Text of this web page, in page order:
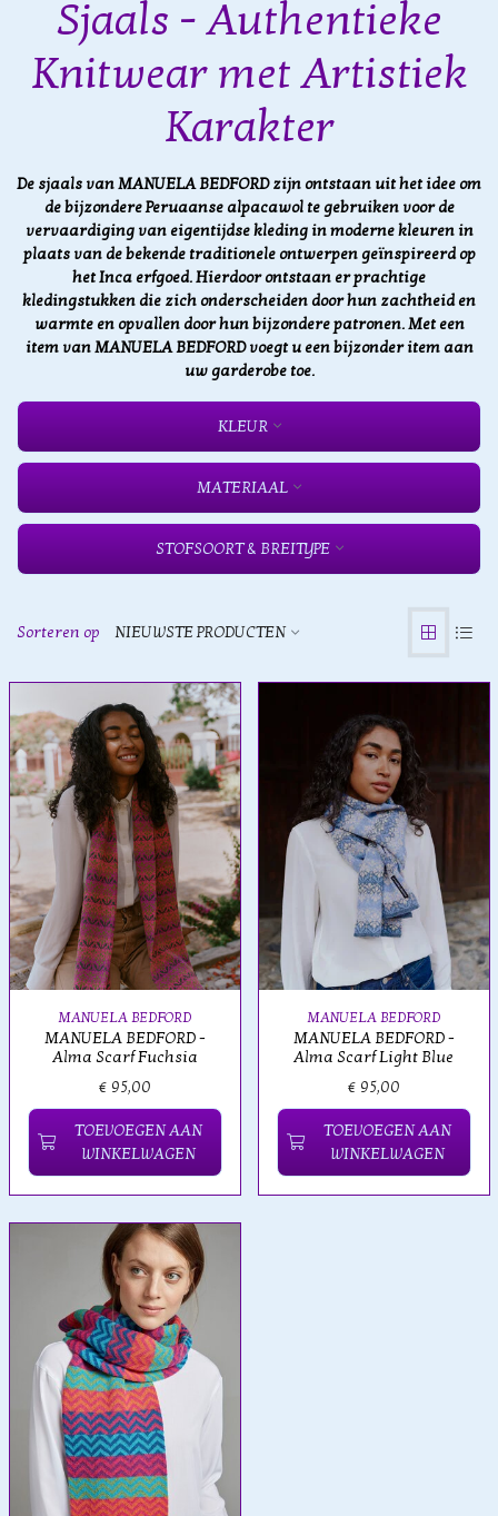
Sjaals - Authentieke
Knitwear met Artistiek
Karakter
De sjaals van MANUELA BEDFORD zijn ontstaan uit het idee om
de bijzondere Peruaanse alpacawol te gebruiken voor de
vervaardiging van eigentijdse kleding in moderne kleuren in
plaats van de bekende traditionele ontwerpen geïnspireerd op
het Inca erfgoed. Hierdoor ontstaan er prachtige
kledingstukken die zich onderscheiden door hun zachtheid en
warmte en opvallen door hun bijzondere patronen. Met een
item van MANUELA BEDFORD voegt u een bijzonder item aan
uw garderobe toe.
KLEUR
MATERIAAL
STOFSOORT & BREITYPE
Sorteren op NIEUWSTE PRODUCTEN
MANUELA BEDFORD
MANUELA BEDFORD -
Alma Scarf Fuchsia
€ 95,00
TOEVOEGEN AAN
WINKELWAGEN
MANUELA BEDFORD
MANUELA BEDFORD -
Alma Scarf Light Blue
€ 95,00
TOEVOEGEN AAN
WINKELWAGEN